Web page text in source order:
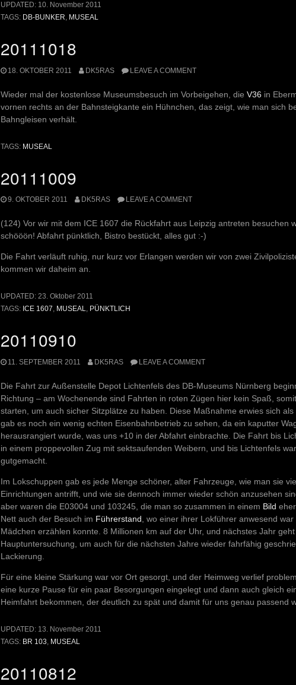
UPDATED: 10. November 2011
TAGS: DB-BUNKER, MUSEAL
20111018
18. OKTOBER 2011 DK5RAS LEAVE A COMMENT
Wieder mal der kostenlose Museumsbesuch im Vorbeigehen, die V36 in
vornen rechts an der Bahnsteigkante ein Hühnchen, das zeigt, wie man sich
Bahngleisen verhält.
TAGS: MUSEAL
20111009
9. OKTOBER 2011 DK5RAS LEAVE A COMMENT
(124) Vor wir mit dem ICE 1607 die Rückfahrt aus Leipzig antreten besuchen
schööön! Abfahrt pünktlich, Bistro bestückt, alles gut :-)
Die Fahrt verläuft ruhig, nur kurz vor Erlangen werden wir von zwei
kommen wir daheim an.
UPDATED: 23. Oktober 2011
TAGS: ICE 1607, MUSEAL, PÜNKTLICH
20110910
11. SEPTEMBER 2011 DK5RAS LEAVE A COMMENT
Die Fahrt zur Außenstelle Depot Lichtenfels des DB-Museums Nürnberg
Richtung – am Wochenende sind Fahrten in roten Zügen hier kein Spaß,
starten, um auch sicher Sitzplätze zu haben. Diese Maßnahme erwies sich
gab es noch ein wenig echten Eisenbahnbetrieb zu sehen, da ein kaputter
herausrangiert wurde, was uns +10 in der Abfahrt einbrachte. Die Fahrt bis
in einem proppevollen Zug mit sektsaufenden Weibern, und bis Lichtenfels
gutgemacht.
Im Lokschuppen gab es jede Menge schöner, alter Fahrzeuge, wie man sie
Einrichtungen antrifft, und wie sie dennoch immer wieder schön anzusehen
aber waren die E03004 und 103245, die man so zusammen in einem Bild
Nett auch der Besuch im Führerstand , wo einer ihrer Lokführer anwesend
Mädchen erzählen konnte. 8 Millionen km auf der Uhr, und nächstes Jahr
Hauptuntersuchung, um auch für die nächsten Jahre wieder fahrfähig
Lackierung.
Für eine kleine Stärkung war vor Ort gesorgt, und der Heimweg verlief
eine kurze Pause für ein paar Besorgungen eingelegt und dann auch gleich
Heimfahrt bekommen, der deutlich zu spät und damit für uns genau passend
UPDATED: 13. November 2011
TAGS: BR 103 MUSEAL
20110812